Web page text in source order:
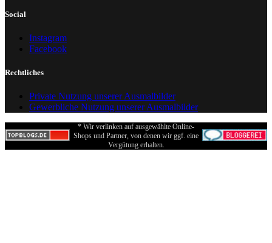
Social
Instagram
Facebook
Rechtliches
Private Nutzung unserer Ausmalbilder
Gewerbliche Nutzung unserer Ausmalbilder
* Wir verlinken auf ausgewählte Online-
Shops und Partner, von denen wir ggf. eine
Vergütung erhalten.